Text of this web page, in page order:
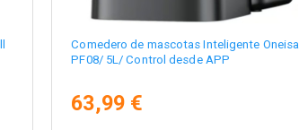
Comedero de mascotas Inteligente Oneisall
PF08/ 5L/ Control desde APP
63,99 €